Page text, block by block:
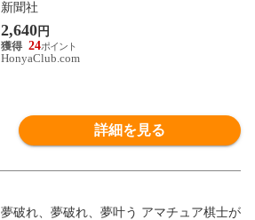
新聞社
2,640円
24
HonyaClub.com
詳細を見る
夢破れ、夢破れ、夢叶う アマチュア棋士が